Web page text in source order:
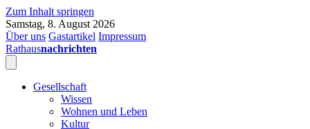
Zum Inhalt springen
Samstag, 8. August 2026
Über uns Gastartikel Impressum
Rathausnachrichten
Gesellschaft
Wissen
Wohnen und Leben
Kultur